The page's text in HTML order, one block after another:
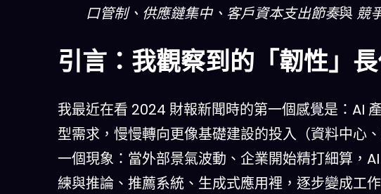
口管制、供應鏈集中、客戶資本支出節奏與 競
引言：我觀察到的「韌性」
我最近在看 2024 財報新聞時的第一個感覺是：AI
型需求，慢慢轉向更像基礎建設的投入（資料中心
一個現象：當外部景氣波動、企業開始精打細算
練與推論、推薦系統、生成式應用裡，逐步變成工